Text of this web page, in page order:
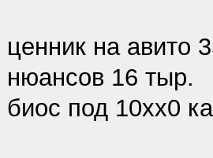
ценник на авито
нюансов 16 тыр.
биос под 10хх0